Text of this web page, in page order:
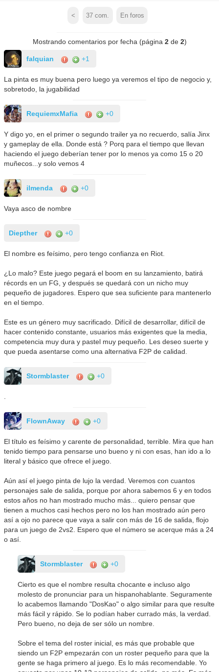
< 37 com. En foros
Mostrando comentarios por fecha (página 2de 2)
falquian +1
La pinta es muy buena pero luego ya veremos el tipo de negocio y,
sobretodo, la jugabilidad
RequiemxMafia +0
Y digo yo, en el primer o segundo trailer ya no recuerdo, salía Jinx
y gameplay de ella. Donde está ? Porq para el tiempo que llevan
haciendo el juego deberían tener por lo menos ya como 15 o 20
muñecos...y solo vemos 4
ilmenda +0
Vaya asco de nombre
Diepther +0
El nombre es feísimo, pero tengo confianza en Riot.
¿Lo malo? Este juego pegará el boom en su lanzamiento, batirá
récords en un FG, y después se quedará con un nicho muy
pequeño de jugadores. Espero que sea suficiente para mantenerlo
en el tiempo.
Este es un género muy sacrificado. Difícil de desarrollar, difícil de
hacer contenido constante, usuarios más exigentes que la media,
competencia muy dura y pastel muy pequeño. Les deseo suerte y
que pueda asentarse como una alternativa F2P de calidad.
Stormblaster +0
.
FlownAway +0
El título es feísimo y carente de personalidad, terrible. Mira que han
tenido tiempo para pensarse uno bueno y ni con esas, han ido a lo
literal y básico que ofrece el juego.
Aún así el juego pinta de lujo la verdad. Veremos con cuantos
personajes sale de salida, porque por ahora sabemos 6 y en todos
estos años no han mostrado mucho más... quiero pensar que
tienen a muchos casi hechos pero no los han mostrado aún pero
así a ojo no parece que vaya a salir con más de 16 de salida, flojo
para un juego de 2vs2. Espero que el número se acerque más a 24
o así.
Stormblaster +0
Cierto es que el nombre resulta chocante e incluso algo
molesto de pronunciar para un hispanohablante. Seguramente
lo acabemos llamando "DosKao" o algo similar para que resulte
más fácil y rápido. Se lo podían haber currado más, la verdad.
Pero bueno, no deja de ser sólo un nombre.
Sobre el tema del roster inicial, es más que probable que
siendo un F2P empezarán con un roster pequeño para que la
gente se haga primero al juego. Es lo más recomendable. Yo